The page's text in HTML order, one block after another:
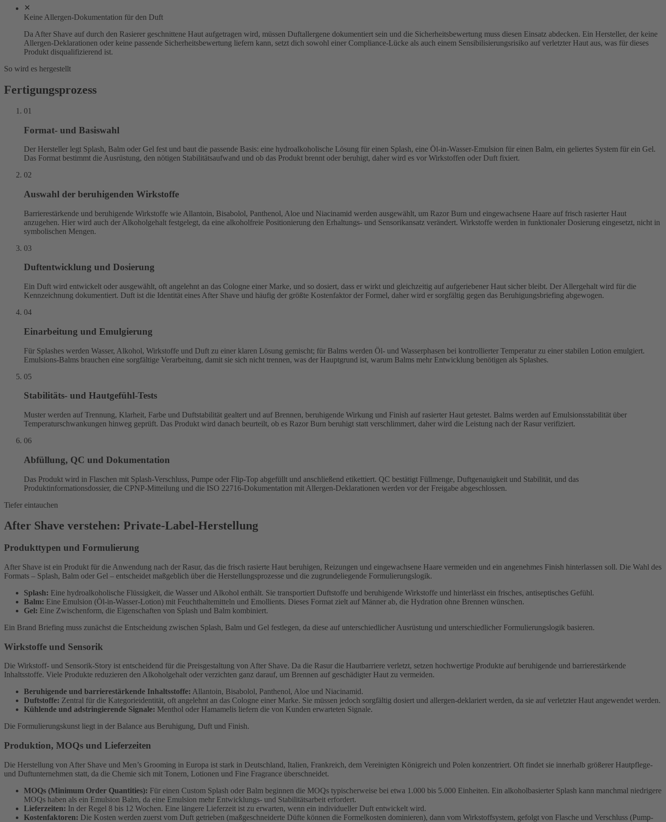
Keine Allergen-Dokumentation für den Duft
Da After Shave auf durch den Rasierer geschnittene Haut aufgetragen wird, müssen Duftallergene dokumentiert sein und die Sicherheitsbewertung muss diesen Einsatz abdecken. Ein Hersteller, der keine
Allergen-Deklarationen oder keine passende Sicherheitsbewertung liefern kann, setzt dich sowohl einer Compliance-Lücke als auch einem Sensibilisierungsrisiko auf verletzter Haut aus, was für dieses
Produkt disqualifizierend ist.
So wird es hergestellt
Fertigungsprozess
01
Format- und Basiswahl
Der Hersteller legt Splash, Balm oder Gel fest und baut die passende Basis: eine hydroalkoholische Lösung für einen Splash, eine Öl-in-Wasser-Emulsion für einen Balm, ein geliertes System für ein Gel.
Das Format bestimmt die Ausrüstung, den nötigen Stabilitätsaufwand und ob das Produkt brennt oder beruhigt, daher wird es vor Wirkstoffen oder Duft fixiert.
02
Auswahl der beruhigenden Wirkstoffe
Barrierestärkende und beruhigende Wirkstoffe wie Allantoin, Bisabolol, Panthenol, Aloe und Niacinamid werden ausgewählt, um Razor Burn und eingewachsene Haare auf frisch rasierter Haut
anzugehen. Hier wird auch der Alkoholgehalt festgelegt, da eine alkoholfreie Positionierung den Erhaltungs- und Sensorikansatz verändert. Wirkstoffe werden in funktionaler Dosierung eingesetzt, nicht in
symbolischen Mengen.
03
Duftentwicklung und Dosierung
Ein Duft wird entwickelt oder ausgewählt, oft angelehnt an das Cologne einer Marke, und so dosiert, dass er wirkt und gleichzeitig auf aufgeriebener Haut sicher bleibt. Der Allergehalt wird für die
Kennzeichnung dokumentiert. Duft ist die Identität eines After Shave und häufig der größte Kostenfaktor der Formel, daher wird er sorgfältig gegen das Beruhigungsbriefing abgewogen.
04
Einarbeitung und Emulgierung
Für Splashes werden Wasser, Alkohol, Wirkstoffe und Duft zu einer klaren Lösung gemischt; für Balms werden Öl- und Wasserphasen bei kontrollierter Temperatur zu einer stabilen Lotion emulgiert.
Emulsions-Balms brauchen eine sorgfältige Verarbeitung, damit sie sich nicht trennen, was der Hauptgrund ist, warum Balms mehr Entwicklung benötigen als Splashes.
05
Stabilitäts- und Hautgefühl-Tests
Muster werden auf Trennung, Klarheit, Farbe und Duftstabilität gealtert und auf Brennen, beruhigende Wirkung und Finish auf rasierter Haut getestet. Balms werden auf Emulsionsstabilität über
Temperaturschwankungen hinweg geprüft. Das Produkt wird danach beurteilt, ob es Razor Burn beruhigt statt verschlimmert, daher wird die Leistung nach der Rasur verifiziert.
06
Abfüllung, QC und Dokumentation
Das Produkt wird in Flaschen mit Splash-Verschluss, Pumpe oder Flip-Top abgefüllt und anschließend etikettiert. QC bestätigt Füllmenge, Duftgenauigkeit und Stabilität, und das
Produktinformationsdossier, die CPNP-Mitteilung und die ISO 22716-Dokumentation mit Allergen-Deklarationen werden vor der Freigabe abgeschlossen.
Tiefer eintauchen
After Shave verstehen: Private-Label-Herstellung
Produkttypen und Formulierung
After Shave ist ein Produkt für die Anwendung nach der Rasur, das die frisch rasierte Haut beruhigen, Reizungen und eingewachsene Haare vermeiden und ein angenehmes Finish hinterlassen soll. Die Wahl des
Formats – Splash, Balm oder Gel – entscheidet maßgeblich über die Herstellungsprozesse und die zugrundeliegende Formulierungslogik.
Splash: Eine hydroalkoholische Flüssigkeit, die Wasser und Alkohol enthält. Sie transportiert Duftstoffe und beruhigende Wirkstoffe und hinterlässt ein frisches, antiseptisches Gefühl.
Balm: Eine Emulsion (Öl-in-Wasser-Lotion) mit Feuchthaltemitteln und Emollients. Dieses Format zielt auf Männer ab, die Hydration ohne Brennen wünschen.
Gel: Eine Zwischenform, die Eigenschaften von Splash und Balm kombiniert.
Ein Brand Briefing muss zunächst die Entscheidung zwischen Splash, Balm und Gel festlegen, da diese auf unterschiedlicher Ausrüstung und unterschiedlicher Formulierungslogik basieren.
Wirkstoffe und Sensorik
Die Wirkstoff- und Sensorik-Story ist entscheidend für die Preisgestaltung von After Shave. Da die Rasur die Hautbarriere verletzt, setzen hochwertige Produkte auf beruhigende und barrierestärkende
Inhaltsstoffe. Viele Produkte reduzieren den Alkoholgehalt oder verzichten ganz darauf, um Brennen auf geschädigter Haut zu vermeiden.
Beruhigende und barrierestärkende Inhaltsstoffe: Allantoin, Bisabolol, Panthenol, Aloe und Niacinamid.
Duftstoffe: Zentral für die Kategorieidentität, oft angelehnt an das Cologne einer Marke. Sie müssen jedoch sorgfältig dosiert und allergen-deklariert werden, da sie auf verletzter Haut angewendet werden.
Kühlende und adstringierende Signale: Menthol oder Hamamelis liefern die von Kunden erwarteten Signale.
Die Formulierungskunst liegt in der Balance aus Beruhigung, Duft und Finish.
Produktion, MOQs und Lieferzeiten
Die Herstellung von After Shave und Men’s Grooming in Europa ist stark in Deutschland, Italien, Frankreich, dem Vereinigten Königreich und Polen konzentriert. Oft findet sie innerhalb größerer Hautpflege-
und Duftunternehmen statt, da die Chemie sich mit Tonern, Lotionen und Fine Fragrance überschneidet.
MOQs (Minimum Order Quantities): Für einen Custom Splash oder Balm beginnen die MOQs typischerweise bei etwa 1.000 bis 5.000 Einheiten. Ein alkoholbasierter Splash kann manchmal niedrigere
MOQs haben als ein Emulsion Balm, da eine Emulsion mehr Entwicklungs- und Stabilitätsarbeit erfordert.
Lieferzeiten: In der Regel 8 bis 12 Wochen. Eine längere Lieferzeit ist zu erwarten, wenn ein individueller Duft entwickelt wird.
Kostenfaktoren: Die Kosten werden zuerst vom Duft getrieben (maßgeschneiderte Düfte können die Formelkosten dominieren), dann vom Wirkstoffsystem, gefolgt von Flasche und Verschluss (Pump-